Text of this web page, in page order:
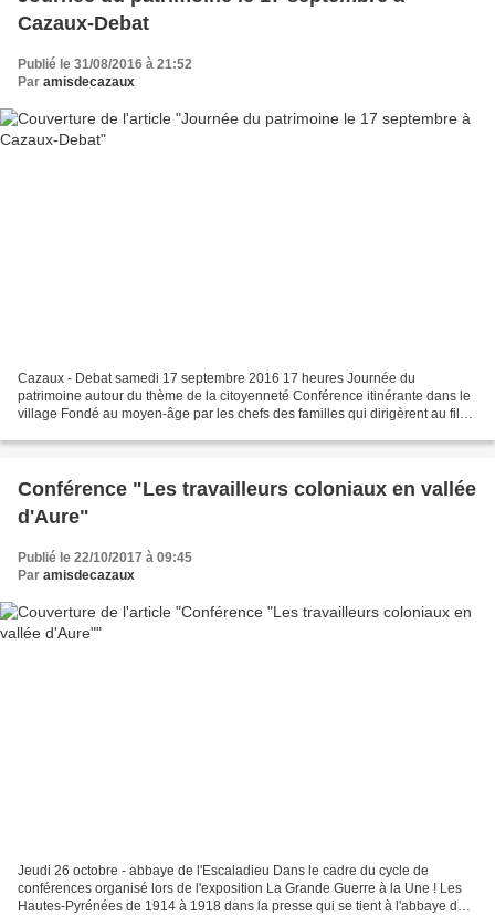
Cazaux-Debat
Publié le 31/08/2016 à 21:52
Par amisdecazaux
Cazaux - Debat samedi 17 septembre 2016 17 heures Journée du
patrimoine autour du thème de la citoyenneté Conférence itinérante dans le
village Fondé au moyen-âge par les chefs des familles qui dirigèrent au fil
Conférence "Les travailleurs coloniaux en vallée
d'Aure"
Publié le 22/10/2017 à 09:45
Par amisdecazaux
Jeudi 26 octobre - abbaye de l'Escaladieu Dans le cadre du cycle de
conférences organisé lors de l'exposition La Grande Guerre à la Une ! Les
Hautes-Pyrénées de 1914 à 1918 dans la presse qui se tient à l'abbaye de